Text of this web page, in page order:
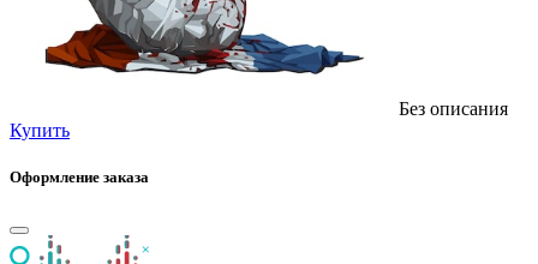
Без описания
Купить
Оформление заказа